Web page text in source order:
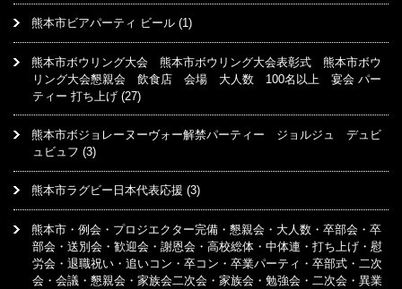
熊本市ビアパーティ ビール (1)
熊本市ボウリング大会 熊本市ボウリング大会表彰式 熊本市ボウ
リング大会懇親会 飲食店 会場 大人数 100名以上 宴会 パー
ティー 打ち上げ (27)
熊本市ボジョレーヌーヴォー解禁パーティー ジョルジュ デュビ
ュビュフ (3)
熊本市ラグビー日本代表応援 (3)
熊本市・例会・プロジエクター完備・懇親会・大人数・卒部会・卒
部会・送別会・歓迎会・謝恩会・高校総体・中体連・打ち上げ・慰
労会・退職祝い・追いコン・卒コン・卒業パーティ・卒部式・二次
会・会議・懇親会・家族会二次会・家族会・勉強会・二次会・異業